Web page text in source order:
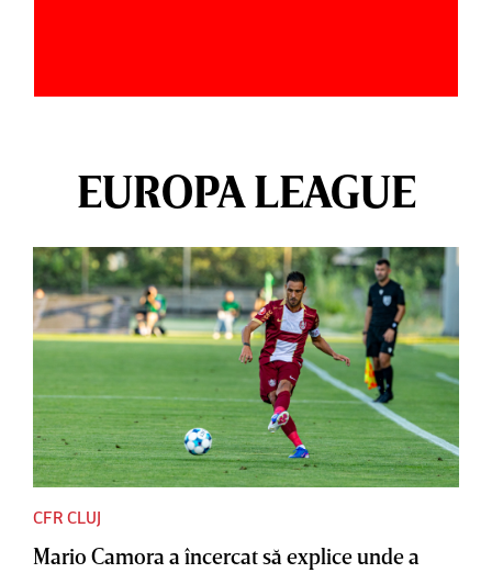
EUROPA LEAGUE
CFR CLUJ
Mario Camora a încercat să explice unde a